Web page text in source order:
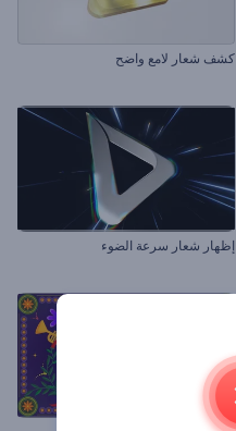
كشف شعار لامع واضح
إظهار شعار سرعة الضوء